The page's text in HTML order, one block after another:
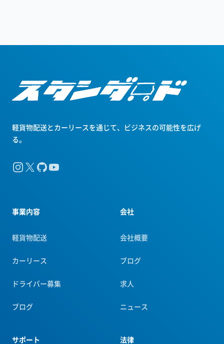
軽貨物配送とカーリースを通じて、ビジネスの可能性を広げ
る。
Instagram
X GitHubYouTube
事業内容
軽貨物配送
カーリース
ドライバー募集
ブログ
サポート
会社
会社概要
ブログ
求人
ニュース
法律